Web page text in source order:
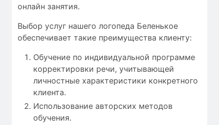
онлайн занятия.
Выбор услуг нашего логопеда Беленькое
обеспечивает такие преимущества клиенту:
Обучение по индивидуальной программе
корректировки речи, учитывающей
личностные характеристики конкретного
клиента.
Использование авторских методов
обучения.